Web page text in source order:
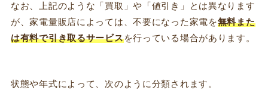
なお、上記のような「買取」や「値引き」とは異なります
が、家電量販店によっては、不要になった家電を無料また
は有料で引き取るサービスを行っている場合があります。
状態や年式によって、次のように分類されます。